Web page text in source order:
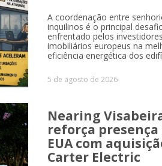
A coordenação entre
inquilinos é o principal
enfrentado pelos investidores
imobiliários europeus na
eficiência energética dos
5 de agosto de 2026
Nearing
reforça presença
EUA com
Carter Electric